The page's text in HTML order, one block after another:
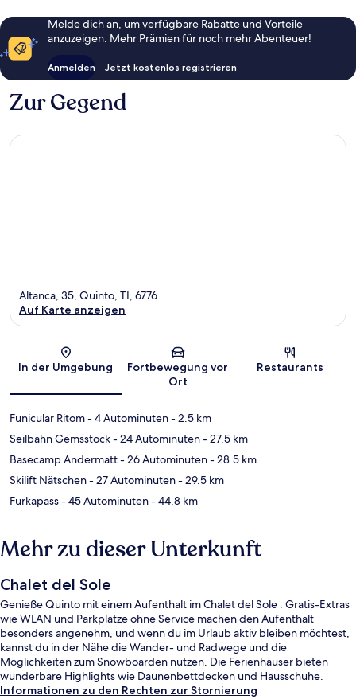
Melde dich an, um verfügbare Rabatte und Vorteile
anzuzeigen. Mehr Prämien für noch mehr Abenteuer!
Anmelden Jetzt kostenlos registrieren
Zur Gegend
Karte
Altanca, 35, Quinto, TI, 6776
Auf Karte anzeigen
In der Umgebung
Fortbewegung vor
Ort
Restaurants
Funicular Ritom- 4 Autominuten- 2.5 km
Seilbahn Gemsstock- 24 Autominuten- 27.5 km
Basecamp Andermatt- 26 Autominuten- 28.5 km
Skilift Nätschen- 27 Autominuten- 29.5 km
Furkapass- 45 Autominuten- 44.8 km
Mehr zu dieser Unterkunft
Chalet del Sole
Genieße Quinto mit einem Aufenthalt im Chalet del Sole . Gratis-Extras
wie WLAN und Parkplätze ohne Service machen den Aufenthalt
besonders angenehm, und wenn du im Urlaub aktiv bleiben möchtest,
kannst du in der Nähe die Wander- und Radwege und die
Möglichkeiten zum Snowboarden nutzen. Die Ferienhäuser bieten
wunderbare Highlights wie Daunenbettdecken und Hausschuhe.
Informationen zu den Rechten zur Stornierung